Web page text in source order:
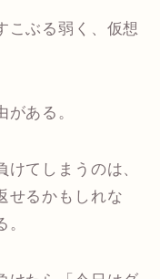
こぶる弱く、仮想
ある。
てしまうのは、
せるかもしれな